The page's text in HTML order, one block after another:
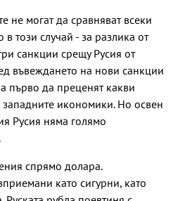
не могат да сравняват всеки
този случай - за разлика от
санкции срещу Русия от
въвеждането на нови санкции
първо да преценят какви
икономики. Но освен
Русия няма голямо
спрямо долара.
като сигурни, като